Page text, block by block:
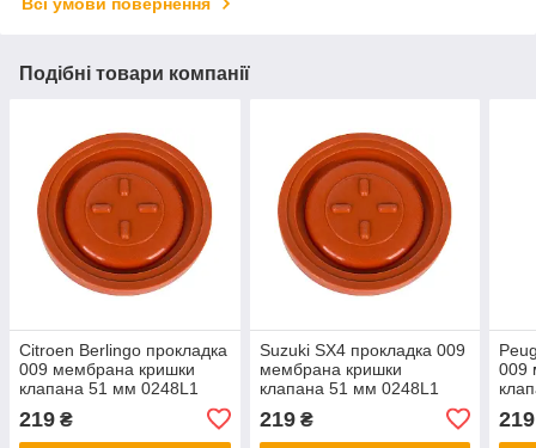
Всі умови повернення
Подібні товари компанії
Citroen Berlingo прокладка
009 мембрана кришки
клапана 51 мм 0248L1
219 ₴
Suzuki SX4 прокладка 009
мембрана кришки
клапана 51 мм 0248L1
219₴
009
219